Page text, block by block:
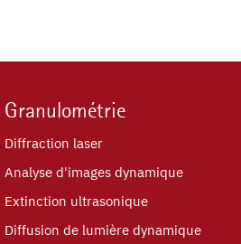
Granulométrie
Diffraction laser
Analyse d'images dynamique
Extinction ultrasonique
Diffusion de lumière dynamique